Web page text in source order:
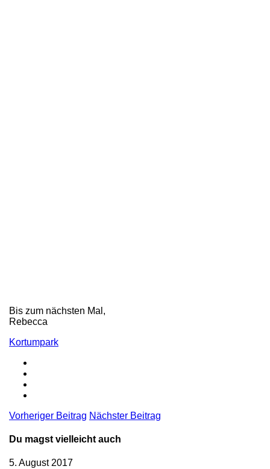
Bis zum nächsten Mal,
Rebecca
Kortumpark
Vorheriger Beitrag Nächster Beitrag
Du magst vielleicht auch
5. August 2017